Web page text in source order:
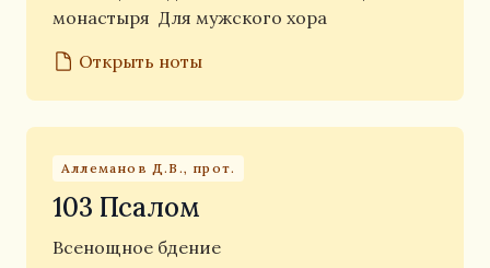
монастыря Для мужского хора
Открыть ноты
Аллеманов Д.В., прот.
103 Псалом
Всенощное бдение